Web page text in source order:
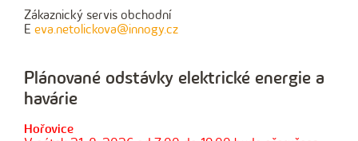
Zákaznický servis obchodní
E eva.netolickova@innogy.cz
Plánované odstávky elektrické energie a
havárie
Hořovice